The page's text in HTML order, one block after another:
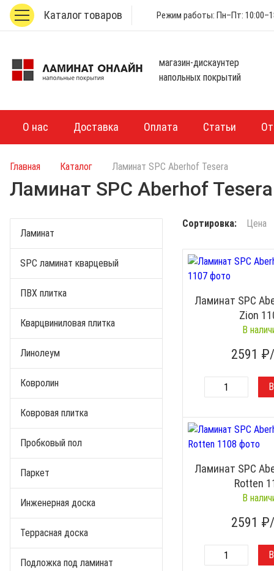
Каталог товаров Режим работы: Пн–Пт:
магазин-дискаунтер
напольных покрытий
О нас Доставка Оплата Статьи
Главная Каталог Ламинат SPC Aberhof Tesera
Ламинат SPC Aberhof Tesera
Ламинат
SPC ламинат кварцевый
ПВХ плитка
Кварцвиниловая плитка
Линолеум
Ковролин
Ковровая плитка
Пробковый пол
Паркет
Инженерная доска
Террасная доска
Подложка под ламинат
Сортировка: Цена
Ламинат SPC
Zion
В
2591
Ламинат SPC
Rotten
В
2591